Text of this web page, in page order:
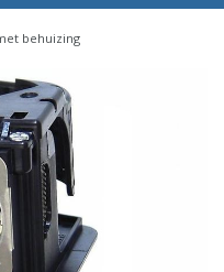
behuizing